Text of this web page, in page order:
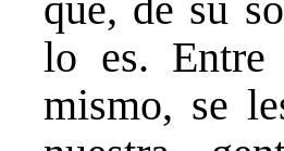
lo es. Entre
mismo, se